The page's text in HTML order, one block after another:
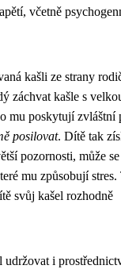
včetně
kašli ze strany
záchvat kašle s
mu poskytují zvláštní
posilovat. Dítě tak
pozornosti, může
mu způsobují stres.
svůj kašel rozhodně
udržovat i